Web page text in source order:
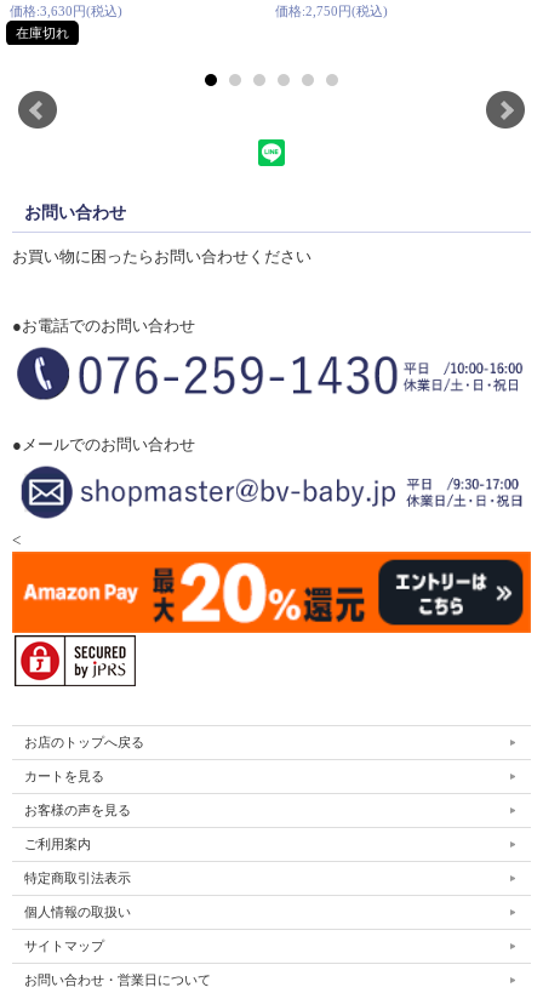
価格:3,630円(税込)
在庫切れ
価格:2,750円(税込)
お問い合わせ
お買い物に困ったらお問い合わせください
●お電話でのお問い合わせ
●メールでのお問い合わせ
<
お店のトップへ戻る
カートを見る
お客様の声を見る
ご利用案内
特定商取引法表示
個人情報の取扱い
サイトマップ
お問い合わせ・営業日について